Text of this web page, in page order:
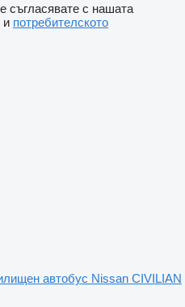
съгласявате с нашата
и потребителското
автобус Nissan CIVILIAN